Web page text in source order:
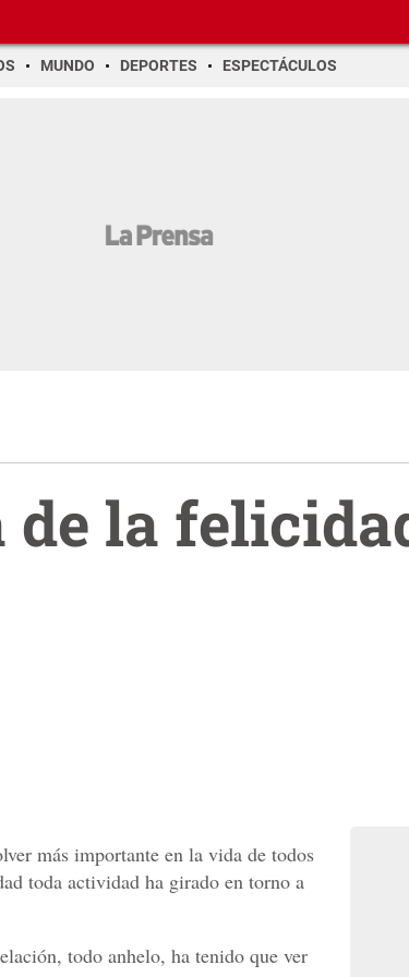
MUNDO DEPORTES ESPECTÁCULOS
de la
más importante en la vida de todos
toda actividad ha girado en torno a
todo anhelo, ha tenido que ver